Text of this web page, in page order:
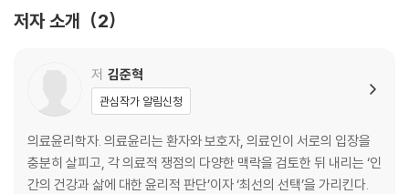
저자 소개 2
저 김준혁
관심작가 알림신청
의료윤리학자. 의료윤리는 환자와 보호자, 의료인이 서로의 입장을
충분히 살피고, 각 의료적 쟁점의 다양한 맥락을 검토한 뒤 내리는 ‘인
간의 건강과 삶에 대한 윤리적 판단’이자 ‘최선의 선택’을 가리킨다.